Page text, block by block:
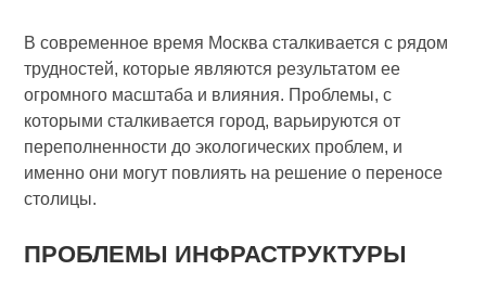
В современное время Москва сталкивается с рядом
трудностей, которые являются результатом ее
огромного масштаба и влияния. Проблемы, с
которыми сталкивается город, варьируются от
переполненности до экологических проблем, и
именно они могут повлиять на решение о переносе
столицы.
ПРОБЛЕМЫ ИНФРАСТРУКТУРЫ